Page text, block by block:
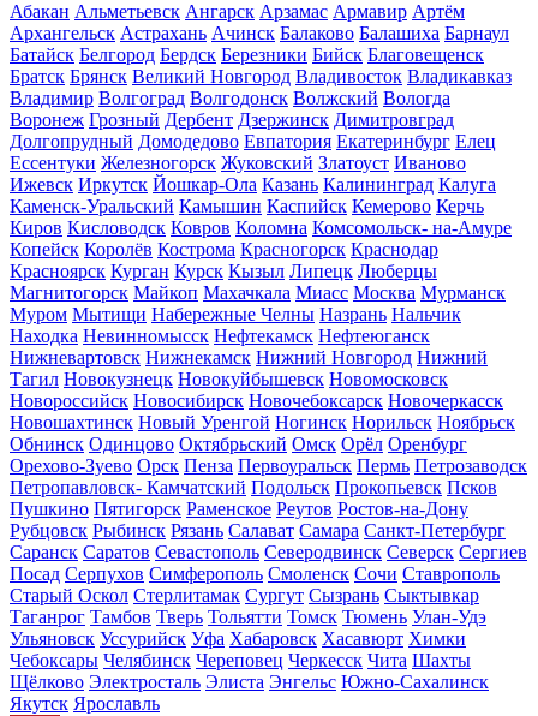
Абакан Альметьевск Ангарск Арзамас Армавир Артём
Архангельск Астрахань Ачинск Балаково Балашиха Барнаул
Батайск Белгород Бердск Березники Бийск Благовещенск
Братск Брянск Великий Новгород Владивосток Владикавказ
Владимир Волгоград Волгодонск Волжский Вологда
Воронеж Грозный Дербент Дзержинск Димитровград
Долгопрудный Домодедово Евпатория Екатеринбург Елец
Ессентуки Железногорск Жуковский Златоуст Иваново
Ижевск Иркутск Йошкар-Ола Казань Калининград Калуга
Каменск-Уральский Камышин Каспийск Кемерово Керчь
Киров Кисловодск Ковров Коломна Комсомольск- на-Амуре
Копейск Королёв Кострома Красногорск Краснодар
Красноярск Курган Курск Кызыл Липецк Люберцы
Магнитогорск Майкоп Махачкала Миасс Москва Мурманск
Муром Мытищи Набережные Челны Назрань Нальчик
Находка Невинномысск Нефтекамск Нефтеюганск
Нижневартовск Нижнекамск Нижний Новгород Нижний
Тагил Новокузнецк Новокуйбышевск Новомосковск
Новороссийск Новосибирск Новочебоксарск Новочеркасск
Новошахтинск Новый Уренгой Ногинск Норильск Ноябрьск
Обнинск Одинцово Октябрьский Омск Орёл Оренбург
Орехово-Зуево Орск Пенза Первоуральск Пермь Петрозаводск
Петропавловск- Камчатский Подольск Прокопьевск Псков
Пушкино Пятигорск Раменское Реутов Ростов-на-Дону
Рубцовск Рыбинск Рязань Салават Самара Санкт-Петербург
Саранск Саратов Севастополь Северодвинск Северск Сергиев
Посад Серпухов Симферополь Смоленск Сочи Ставрополь
Старый Оскол Стерлитамак Сургут Сызрань Сыктывкар
Таганрог Тамбов Тверь Тольятти Томск Тюмень Улан-Удэ
Ульяновск Уссурийск Уфа Хабаровск Хасавюрт Химки
Чебоксары Челябинск Череповец Черкесск Чита Шахты
Щёлково Электросталь Элиста Энгельс Южно-Сахалинск
Якутск Ярославль